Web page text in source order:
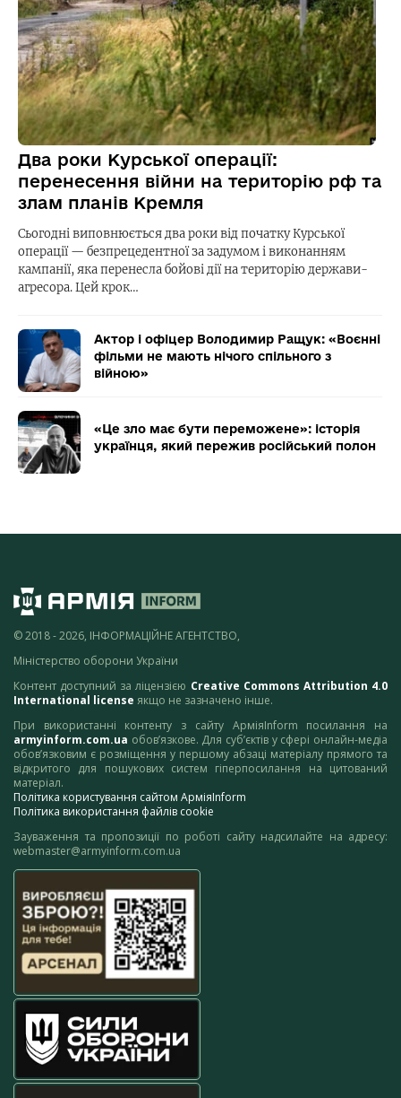
Два роки Курської операції:
перенесення війни на територію рф та
злам планів Кремля
Сьогодні виповнюється два роки від початку Курської
операції — безпрецедентної за задумом і виконанням
кампанії, яка перенесла бойові дії на територію держави-
агресора. Цей крок…
Актор і офіцер Володимир Ращук: «Воєнні
фільми не мають нічого спільного з
війною»
«Це зло має бути переможене»: історія
українця, який пережив російський полон
© 2018 - 2026, ІНФОРМАЦІЙНЕ АГЕНТСТВО,
Міністерство оборони України
Контент доступний за ліцензією Creative Commons Attribution 4.0
International license якщо не зазначено інше.
При використанні контенту з сайту АрміяInform посилання на
armyinform.com.ua обов’язкове. Для суб’єктів у сфері онлайн-медіа
обов’язковим є розміщення у першому абзаці матеріалу прямого та
відкритого для пошукових систем гіперпосилання на цитований
матеріал.
Політика користування сайтом АрміяInform
Політика використання файлів cookie
Зауваження та пропозиції по роботі сайту надсилайте на адресу:
webmaster@armyinform.com.ua